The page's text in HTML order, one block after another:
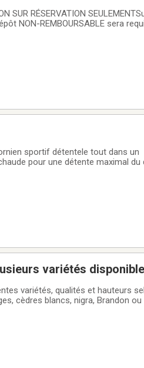
SUR RÉSERVATION
NON-REMBOURSABLE sera
sportif détentele tout dans un
et de
variétés
variétés, qualités et hauteurs
cèdres blancs, nigra, Brandon